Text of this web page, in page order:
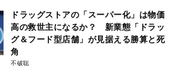
ドラッグストアの「スーパー化」は物価
高の救世主になるか？ 新業態「ドラッ
グ＆フード型店舗」が見据える勝算と死
角
不破聡